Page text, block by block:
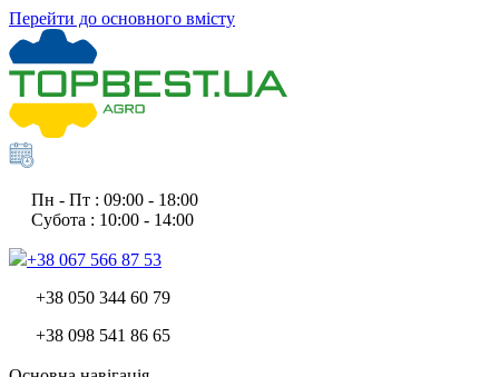
Перейти до основного вмісту
Пн - Пт : 09:00 - 18:00
Субота : 10:00 - 14:00
+38 067 566 87 53
+38 050 344 60 79
+38 098 541 86 65